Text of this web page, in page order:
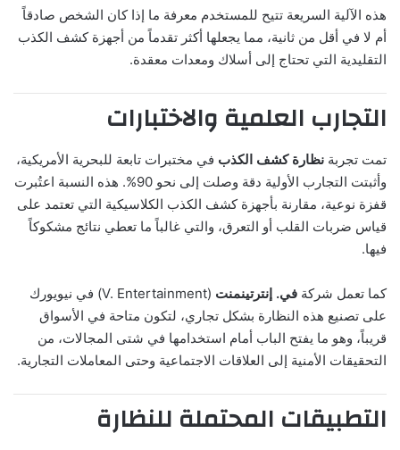
هذه الآلية السريعة تتيح للمستخدم معرفة ما إذا كان الشخص صادقاً
أم لا في أقل من ثانية، مما يجعلها أكثر تقدماً من أجهزة كشف الكذب
التقليدية التي تحتاج إلى أسلاك ومعدات معقدة.
التجارب العلمية والاختبارات
تمت تجربة نظارة كشف الكذب في مختبرات تابعة للبحرية الأمريكية،
وأثبتت التجارب الأولية دقة وصلت إلى نحو 90%. هذه النسبة اعتُبرت
قفزة نوعية، مقارنة بأجهزة كشف الكذب الكلاسيكية التي تعتمد على
قياس ضربات القلب أو التعرق، والتي غالباً ما تعطي نتائج مشكوكاً
فيها.
كما تعمل شركة في. إنترتينمنت
(V. Entertainment) في نيويورك
على تصنيع هذه النظارة بشكل تجاري، لتكون متاحة في الأسواق
قريباً، وهو ما يفتح الباب أمام استخدامها في شتى المجالات، من
التحقيقات الأمنية إلى العلاقات الاجتماعية وحتى المعاملات التجارية.
التطبيقات المحتملة للنظارة